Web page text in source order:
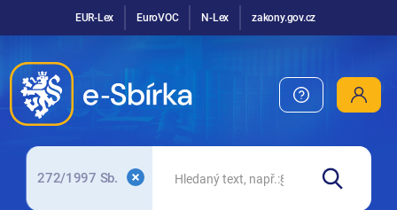
EUR-Lex EuroVOC N-Lex zakony.gov.cz
272/1997 Sb.